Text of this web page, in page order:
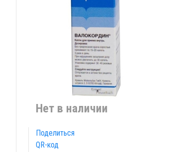
Нет в наличии
Поделиться
QR-код